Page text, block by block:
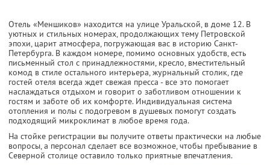
Отель «Меншиков» находится на улице Уральской, в доме 12. В
уютных и стильных номерах, продолжающих тему Петровской
эпохи, царит атмосфера, погружающая вас в историю Санкт-
Петербурга. В каждом номере, помимо основных удобств, есть
письменный стол с принадлежностями, кресло, вместительный
комод в стиле остального интерьера, журнальный столик, где
гостей отеля всегда ждет свежая пресса - все это помогает
наслаждаться отдыхом и говорит о заботливом отношении к
гостям и заботе об их комфорте. Индивидуальная система
отопления и полы с подогревом в душевых помогут создать
подходящий микроклимат в любое время года.
На стойке регистрации вы получите ответы практически на любые
вопросы, а персонал сделает все возможное, чтобы пребывание в
Северной столице оставило только приятные впечатления.